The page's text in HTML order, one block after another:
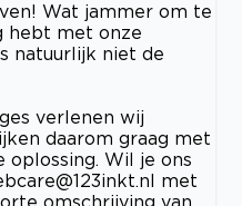
Wat jammer om te
hebt met onze
natuurlijk niet de
verlenen wij
daarom graag met
oplossing. Wil je ons
met
omschrijving van